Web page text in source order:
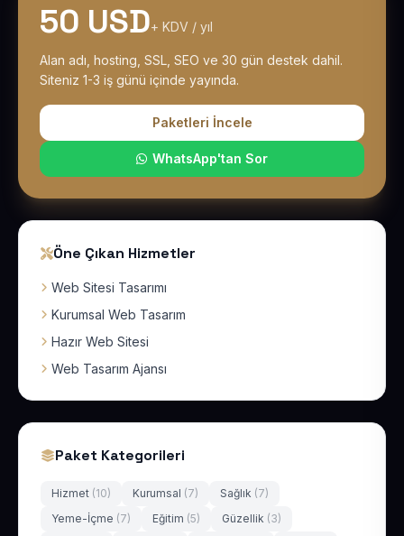
50 USD+ KDV / yıl
Alan adı, hosting, SSL, SEO ve 30 gün destek dahil.
Siteniz 1-3 iş günü içinde yayında.
Paketleri İncele
WhatsApp'tan Sor
Öne Çıkan Hizmetler
Web Sitesi Tasarımı
Kurumsal Web Tasarım
Hazır Web Sitesi
Web Tasarım Ajansı
Paket Kategorileri
Hizmet (10) Kurumsal (7) Sağlık (7)
Yeme-İçme (7) Eğitim (5) Güzellik (3)